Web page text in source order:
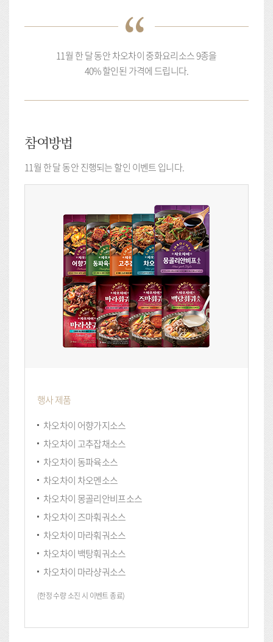
11월 한 달 동안 차오차이 중화요리소스 9종을
40% 할인된 가격에 드립니다.
참여방법
11월 한 달 동안 진행되는 할인 이벤트 입니다.
행사 제품
차오차이 어향가지소스
차오차이 고추잡채소스
차오차이 동파육소스
차오차이 차오멘소스
차오차이 몽골리안비프소스
차오차이 즈마훠궈소스
차오차이 마라훠궈소스
차오차이 백탕훠궈소스
차오차이 마라샹궈소스
(한정 수량 소진 시 이벤트 종료)